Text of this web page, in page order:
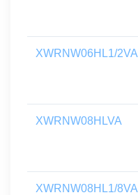
XWRNW06HL1/2VA
XWRNW08HLVA
XWRNW08HL1/8VA